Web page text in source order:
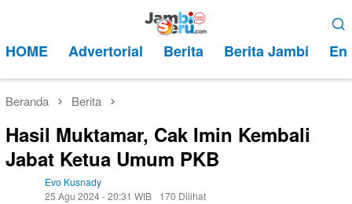
kontenMobile
HOME Advertorial Berita Berita Jambi
Beranda Berita
Hasil Muktamar, Cak Imin Kembali
Jabat Ketua Umum PKB
Evo Kusnady
25 Agu 2024 - 20:31 WIB
170 Dilihat